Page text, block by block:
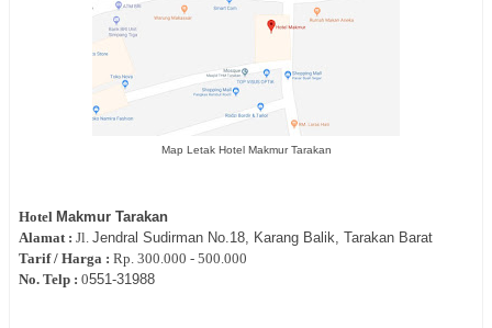
Map Letak Hotel Makmur Tarakan
Hotel Makmur Tarakan
Alamat : Jl. Jendral Sudirman No.18, Karang Balik, Tarakan Barat
Tarif / Harga : Rp. 300.000 - 500.000
No. Telp : 0551-31988